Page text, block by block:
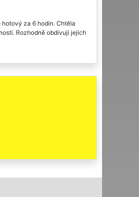
za 6 hodin. Chtěla
Rozhodně obdivuji jejich
garáže a dílny. Vše co